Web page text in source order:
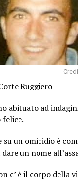
Ruggiero
abituato ad
felice.
un omicidio è
un nome
c’ è il corpo della